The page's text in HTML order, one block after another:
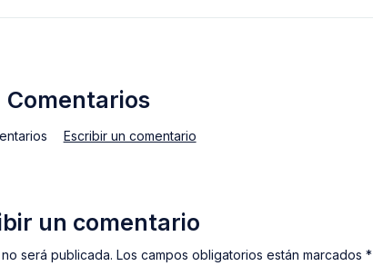
Comentarios
Escribir un comentario
un comentario
será publicada. Los campos obligatorios están marcados *